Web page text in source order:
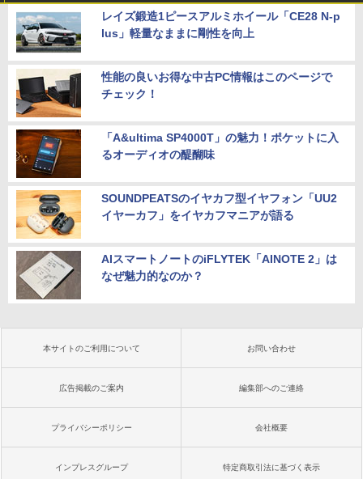
レイズ鍛造1ピースアルミホイール「CE28 N-p
lus」軽量なままに剛性を向上
性能の良いお得な中古PC情報はこのページで
チェック！
「A&ultima SP4000T」の魅力！ポケットに入
るオーディオの醍醐味
SOUNDPEATSのイヤカフ型イヤフォン「UU2
イヤーカフ」をイヤカフマニアが語る
AIスマートノートのiFLYTEK「AINOTE 2」は
なぜ魅力的なのか？
本サイトのご利用について お問い合わせ
広告掲載のご案内 編集部へのご連絡
プライバシーポリシー 会社概要
インプレスグループ 特定商取引法に基づく表示